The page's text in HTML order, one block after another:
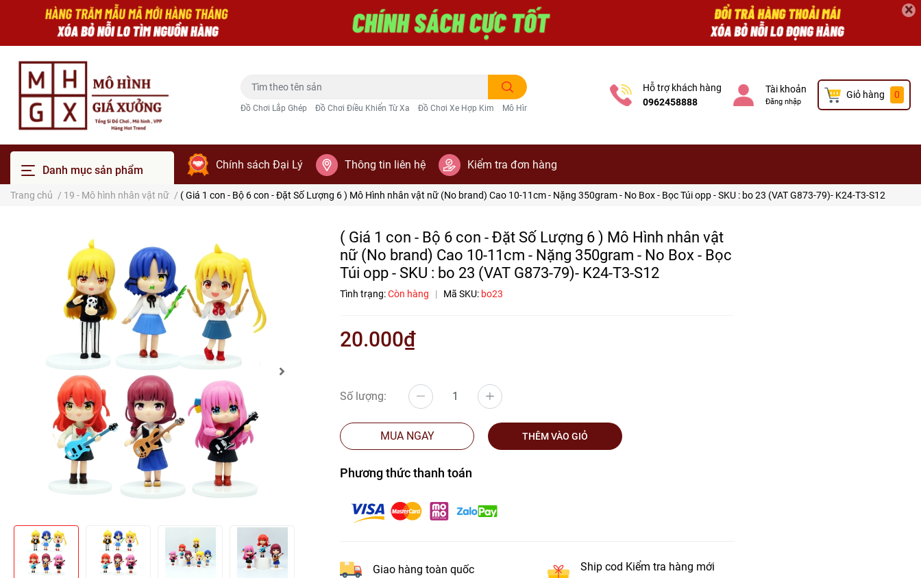
×
Đồ Chơi Lắp Ghép Đồ Chơi Điều Khiển Từ Xa Đồ Chơi Xe Hợp Kim Mô Hình Trang Trí
Hỗ trợ khách hàng
0962458888
Tài khoản
Đăng nhập
Giỏ hàng 0
Danh mục sản phẩm Chính sách Đại Lý Thông tin liên hệ Kiểm tra đơn hàng
Trang chủ / 19 - Mô hình nhân vật nữ / ( Giá 1 con - Bộ 6 con - Đặt Số Lượng 6 ) Mô Hình nhân vật nữ (No brand) Cao 10-11cm - Nặng 350gram - No Box - Bọc Túi opp - SKU : bo 23 (VAT G873-79)- K24-T3-S12
( Giá 1 con - Bộ 6 con - Đặt Số Lượng 6 ) Mô Hình nhân vật
nữ (No brand) Cao 10-11cm - Nặng 350gram - No Box - Bọc
Túi opp - SKU : bo 23 (VAT G873-79)- K24-T3-S12
Tình trạng:Còn hàng | Mã SKU: bo23
20.000₫
Số lượng:
MUA NGAY THÊM VÀO GIỎ
Phương thức thanh toán
Giao hàng toàn quốc
Ship cod Kiểm tra hàng mới